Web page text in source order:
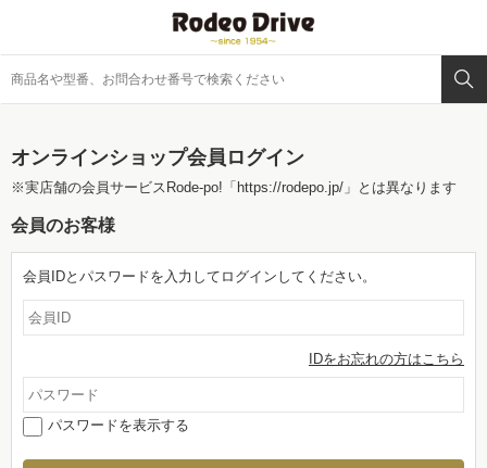
オンラインショップ会員ログイン
※実店舗の会員サービスRode-po! 「https://rodepo.jp/」 とは異なります
会員のお客様
会員IDとパスワードを入力してログインしてください。
IDをお忘れの方はこちら
パスワードを表示する